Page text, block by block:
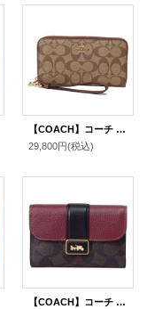
【COACH】コーチ コーティングキャンバス スムースレザー シグネチャー リストレット ロング ジップ アラウンド 長財布 カーキ×サドル2（日本未発売）
29,800円(税込)
【COACH】コーチ コーティングキャンバス レザー シグネチャー グレース ミディアム ウォレット フラップ 二つ折り財布 ブラウンブラックマルチ（日本未発売）